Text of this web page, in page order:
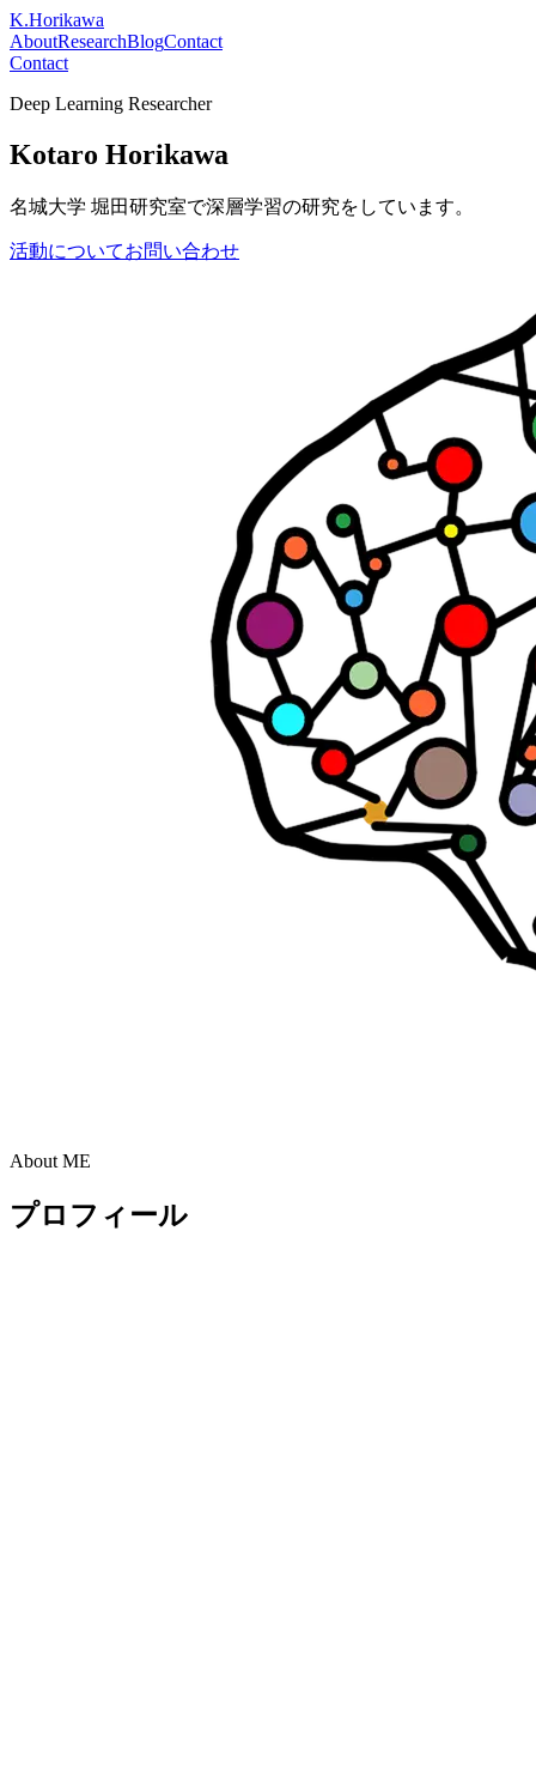
K.Horikawa
AboutResearchBlogContact
Contact
Deep Learning Researcher
Kotaro Horikawa
名城大学 堀田研究室で深層学習の研究をしています。
活動についてお問い合わせ
About ME
プロフィール